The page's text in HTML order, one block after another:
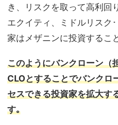
き、リスクを取って高利回
エクイティ、ミドルリスク
家はメザニンに投資するこ
このようにバンクローン（
CLOとすることでバンクロ
セスできる投資家を拡大す
す｡